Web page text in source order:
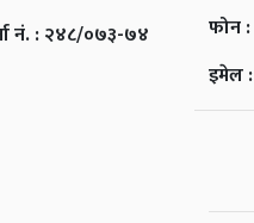
नं. : २४८/०७३-७४
फोन :
इमेल :